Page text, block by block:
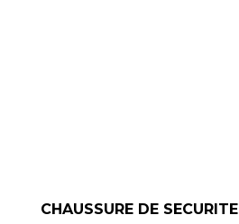
CHAUSSURE DE SECURITE